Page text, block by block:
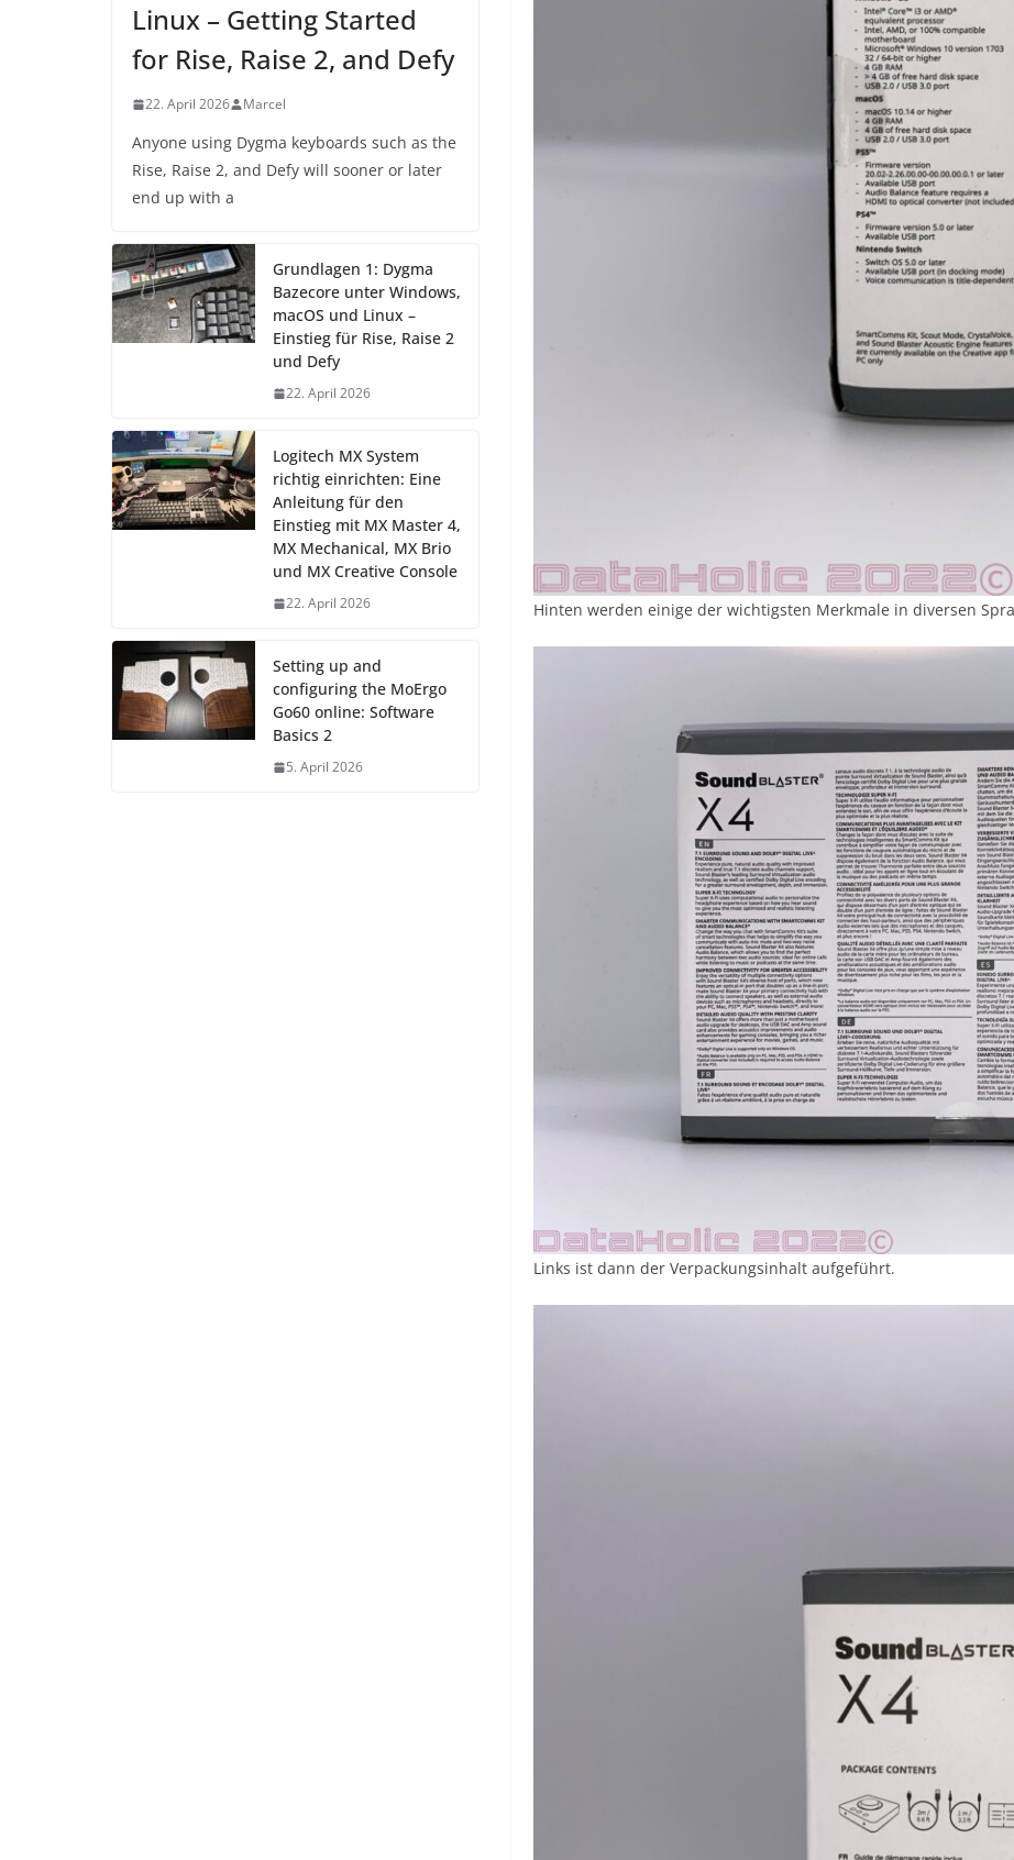
Hinten werden einige der wichtigsten Merkmale in diversen
Links ist dann der Verpackungsinhalt aufgeführt.
Linux – Getting Started
for Rise, Raise 2, and Defy
22. April 2026 Marcel
Anyone using Dygma keyboards such as the
Rise, Raise 2, and Defy will sooner or later
end up with a
Grundlagen 1: Dygma
Bazecore unter Windows,
macOS und Linux –
Einstieg für Rise, Raise 2
und Defy
22. April 2026
Logitech MX System
richtig einrichten: Eine
Anleitung für den
Einstieg mit MX Master 4,
MX Mechanical, MX Brio
und MX Creative Console
22. April 2026
Setting up and
configuring the MoErgo
Go60 online: Software
Basics 2
5. April 2026